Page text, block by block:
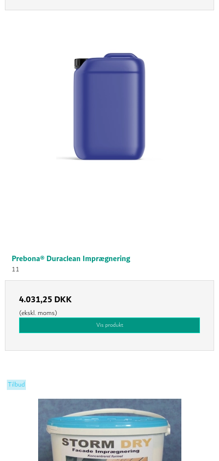
Prebona® Duraclean Imprægnering
11
4.031,25 DKK
(ekskl. moms)
Vis produkt
Tilbud